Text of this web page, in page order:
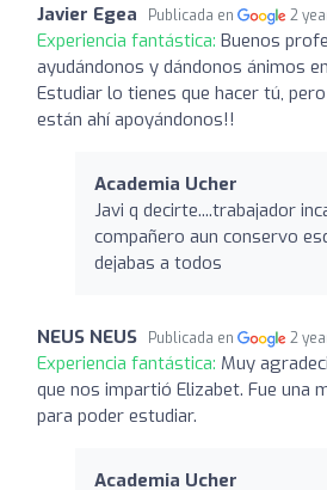
Javier Egea Publicada en 2
Experiencia fantástica: Buenos
ayudándonos y dándonos ánimos
Estudiar lo tienes que hacer tú,
están ahí apoyándonos!!
Academia Ucher
Javi q decirte....trabajador
compañero aun conservo
dejabas a todos
NEUS NEUS Publicada en 2
Experiencia fantástica: Muy
que nos impartió Elizabet. Fue una
para poder estudiar.
Academia Ucher